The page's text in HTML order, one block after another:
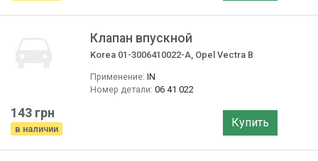
Клапан впускной
Korea 01-3006410022-A, Opel Vectra B
Применение: IN
Номер детали: 06 41 022
143 грн
в наличии Купить